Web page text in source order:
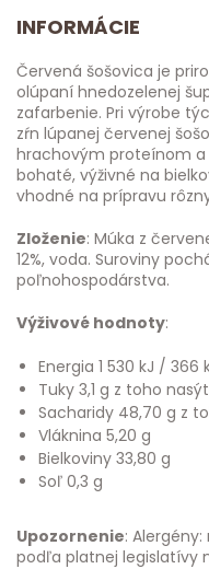
INFORMÁCIE
Červená šošovica je
olúpaní hnedozelenej
zafarbenie. Pri výrobe
zŕn lúpanej červenej
hrachovým proteínom a
bohaté, výživné na
vhodné na prípravu
Zloženie: Múka z
12%, voda. Suroviny
poľnohospodárstva.
Výživové hodnoty:
Energia 1 530 kJ / 366
Tuky 3,1 g z toho
Sacharidy 48,70 g z
Vláknina 5,20 g
Bielkoviny 33,80 g
Soľ 0,3 g
Upozornenie:
podľa platnej legislatívy